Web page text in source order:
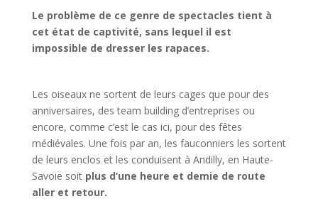
Le problème de ce genre de spectacles tient à
cet état de captivité, sans lequel il est
impossible de dresser les rapaces.
Les oiseaux ne sortent de leurs cages que pour des
anniversaires, des team building d’entreprises ou
encore, comme c’est le cas ici, pour des fêtes
médiévales. Une fois par an, les fauconniers les sortent
de leurs enclos et les conduisent à Andilly, en Haute-
Savoie soit plus d’une heure et demie de route
aller et retour.